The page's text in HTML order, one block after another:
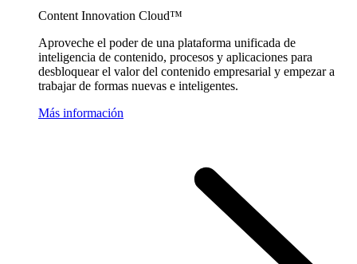
Content Innovation Cloud™
Aproveche el poder de una plataforma unificada de
inteligencia de contenido, procesos y aplicaciones para
desbloquear el valor del contenido empresarial y empezar a
trabajar de formas nuevas e inteligentes.
Más información